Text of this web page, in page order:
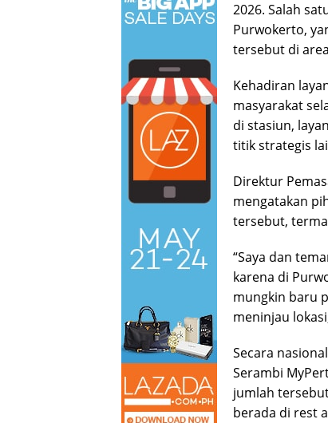
2026. Salah
Purwokerto,
tersebut di
Kehadiran
masyarakat
di stasiun,
titik strategis
Direktur
mengatakan
tersebut,
“Saya dan
karena di
mungkin baru
meninjau
Secara
Serambi
jumlah
berada di rest